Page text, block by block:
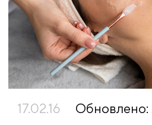
17.02.16 Обновлено: